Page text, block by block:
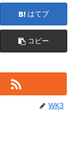
はてブ
コピー
WK3